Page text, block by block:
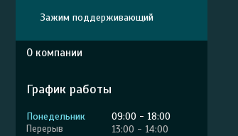
Зажим поддерживающий
О компании
График работы
Понедельник 09:00
18:00
13:00
14:00